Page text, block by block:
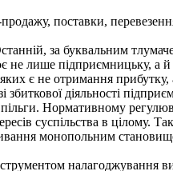
поставки,
за буквальним
не лише підприємницьку, а й
є не отримання прибутку,
діяльності
Нормативному
суспільства в цілому.
монопольним
налагоджування